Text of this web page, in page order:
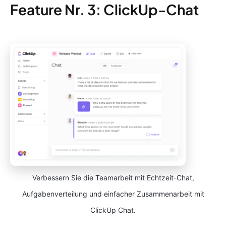
Feature Nr. 3: ClickUp-Chat
Verbessern Sie die Teamarbeit mit Echtzeit-Chat,
Aufgabenverteilung und einfacher Zusammenarbeit mit
ClickUp Chat.